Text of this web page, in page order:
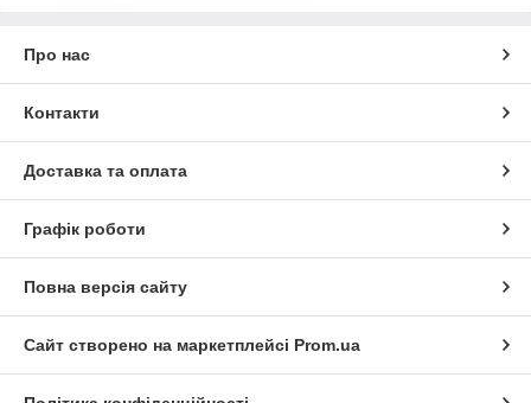
Про нас
Контакти
Доставка та оплата
Графік роботи
Повна версія сайту
Сайт створено на маркетплейсі Prom.ua